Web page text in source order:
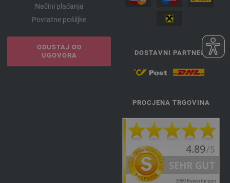
Načini plaćanja
Povratne pošiljke
ODUSTAJ OD
UGOVORA
DOSTAVNI PARTNERI
PROCJENA TRGOVINA